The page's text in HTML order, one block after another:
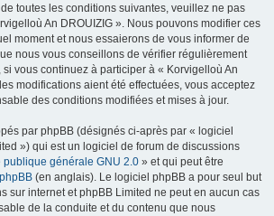
toutes les conditions suivantes, veuillez ne pas
An DROUIZIG ». Nous pouvons modifier ces
moment et nous essaierons de vous informer de
nous vous conseillons de vérifier régulièrement
si vous continuez à participer à « Korvigelloù An
modifications aient été effectuées, vous acceptez
des conditions modifiées et mises à jour.
par phpBB (désignés ci-après par « logiciel
») qui est un logiciel de forum de discussions
publique générale GNU 2.0 » et qui peut être
(en anglais). Le logiciel phpBB a pour seul but
sur internet et phpBB Limited ne peut en aucun cas
de la conduite et du contenu que nous